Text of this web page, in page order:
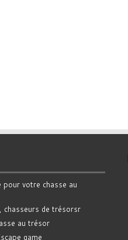
votre chasse au
chasseurs de trésorsr
au trésor
game